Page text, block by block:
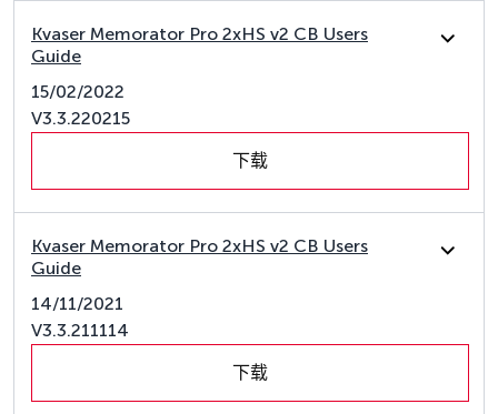
Kvaser Memorator Pro 2xHS v2 CB Users
Guide
15/02/2022
V3.3.220215
下载
Kvaser Memorator Pro 2xHS v2 CB Users
Guide
14/11/2021
V3.3.211114
下载